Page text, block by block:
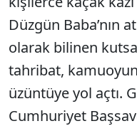
Düzgün Baba’nın
olarak bilinen
tahribat,
üzüntüye yol açtı.
Cumhuriyet